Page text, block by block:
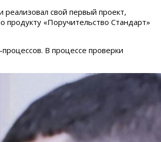
свой первый проект,
продукту «Поручительство Стандарт»
В процессе проверки